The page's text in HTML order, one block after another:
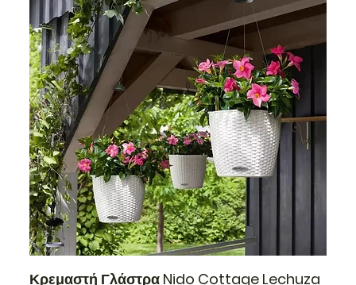
Κρεμαστή Γλάστρα Nido Cottage Lechuza